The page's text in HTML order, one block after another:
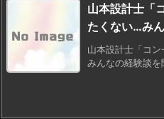
山本設計士「
たくない…み
山本設計士「コ
みんなの経験談を